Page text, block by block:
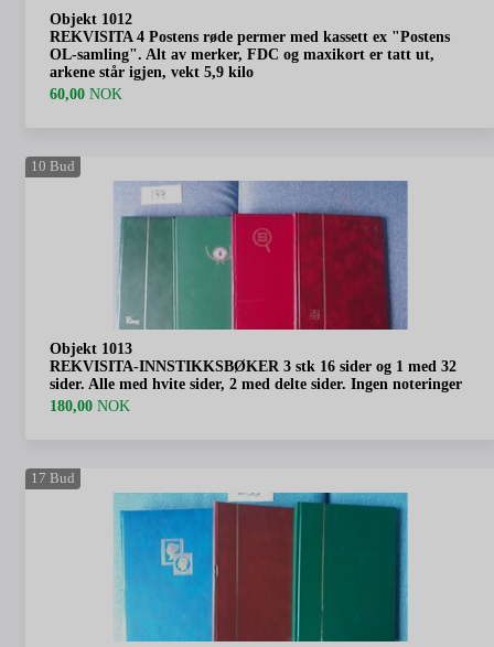
Objekt 1012
REKVISITA 4 Postens røde permer med kassett ex "Postens
OL-samling". Alt av merker, FDC og maxikort er tatt ut,
arkene står igjen, vekt 5,9 kilo
60,00 NOK
10 Bud
Objekt 1013
REKVISITA-INNSTIKKSBØKER 3 stk 16 sider og 1 med 32
sider. Alle med hvite sider, 2 med delte sider. Ingen noteringer
180,00 NOK
17 Bud